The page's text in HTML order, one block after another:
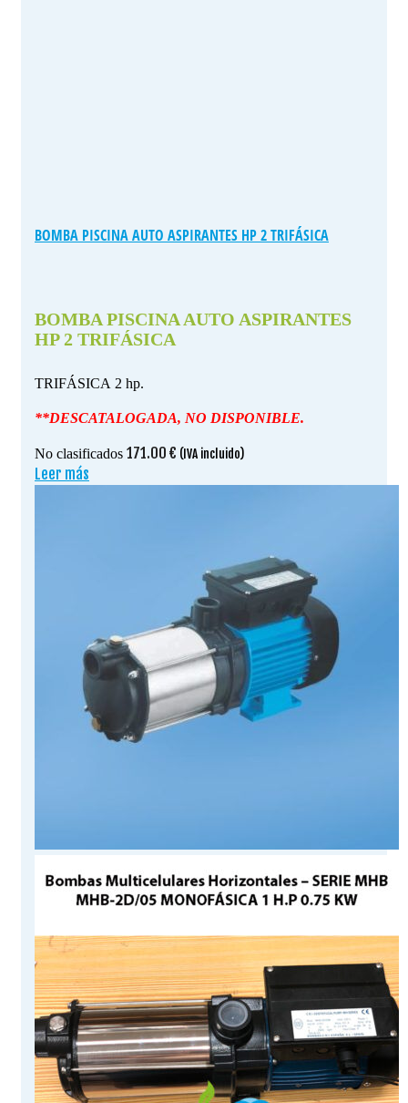
BOMBA PISCINA AUTO ASPIRANTES HP 2 TRIFÁSICA
BOMBA PISCINA AUTO ASPIRANTES
HP 2 TRIFÁSICA
TRIFÁSICA 2 hp.
**DESCATALOGADA, NO DISPONIBLE.
No clasificados 171.00 € (IVA incluido)
Leer más